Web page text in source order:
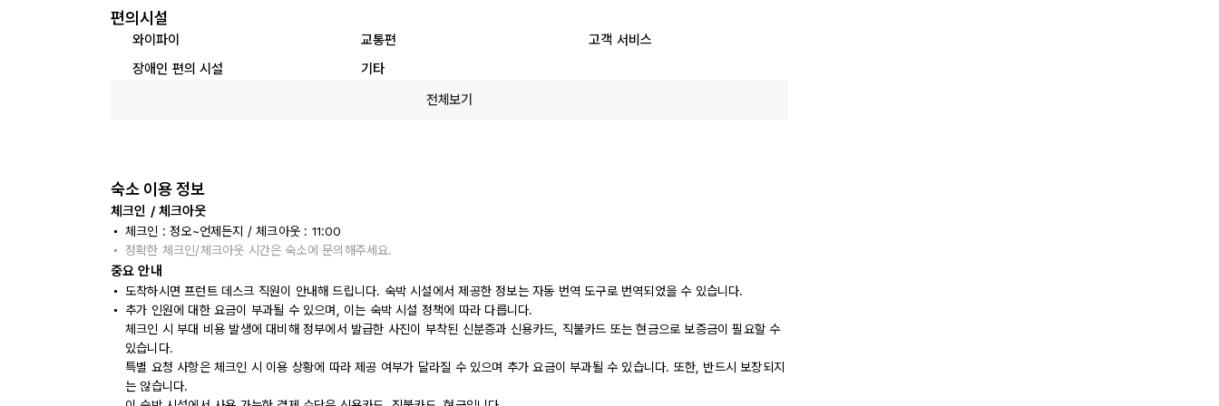
편의시설
와이파이 교통편
고객 서비스
장애인 편의 시설
기타
전체보기
숙소 이용 정보
체크인 / 체크아웃
체크인 : 정오~언제든지 / 체크아웃 : 11:00
정확한 체크인/체크아웃 시간은 숙소에 문의해주세요.
중요 안내
도착하시면 프런트 데스크 직원이 안내해 드립니다. 숙박 시설에서 제공한 정보는 자동 번역 도구로 번역되었을 수 있습니다.
추가 인원에 대한 요금이 부과될 수 있으며, 이는 숙박 시설 정책에 따라 다릅니다.
체크인 시 부대 비용 발생에 대비해 정부에서 발급한 사진이 부착된 신분증과 신용카드, 직불카드 또는 현금으로 보증금이 필요할 수
있습니다.
특별 요청 사항은 체크인 시 이용 상황에 따라 제공 여부가 달라질 수 있으며 추가 요금이 부과될 수 있습니다. 또한, 반드시 보장되지
는 않습니다.